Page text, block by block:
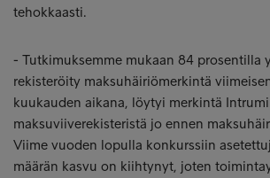
tehokkaasti.
- Tutkimuksemme mukaan 84 prosentilla
rekisteröity maksuhäiriömerkintä
kuukauden aikana, löytyi merkintä
maksuviiverekisteristä jo ennen
Viime vuoden lopulla konkurssiin
määrän kasvu on kiihtynyt, joten